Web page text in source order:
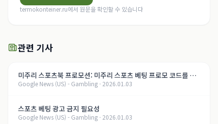
termokonteiner.ru에서 원문을 확인할 수 있습니다
관련 기사
미주리 스포츠북 프로모션: 미주리 스포츠 베팅 프로모 코드를 통
해 최대 $3,000의 환영 보너스 받기
Google News (US) - Gambling · 2026.01.03
스포츠 베팅 광고 금지 필요성
Google News (US) - Gambling · 2026.01.03